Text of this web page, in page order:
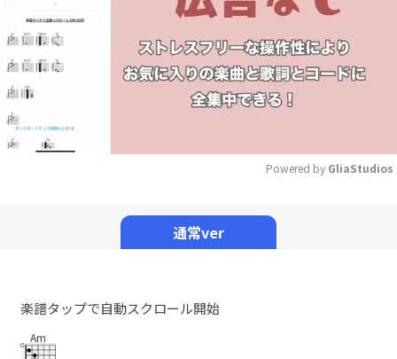
Powered by GliaStudios
通常ver
楽譜タップで自動スクロール開始
Am